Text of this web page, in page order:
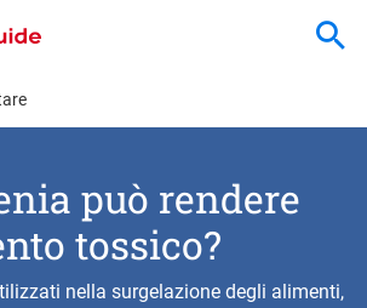
può rendere
tossico?
nella surgelazione degli alimenti,